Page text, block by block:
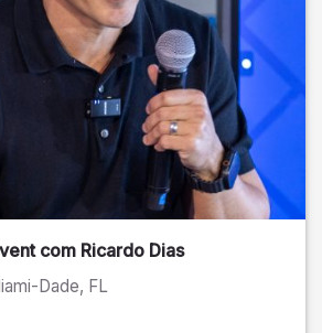
com Ricardo Dias
Dade, FL